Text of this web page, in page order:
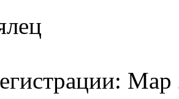
Мар